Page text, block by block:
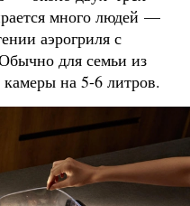
много людей —
аэрогриля с
для семьи из
камеры на 5-6 литров.